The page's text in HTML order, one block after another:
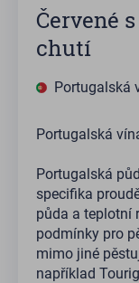
Červené
chutí
Portugalská
Portugalská
Portugalská
specifika
půda a teplotní
podmínky pro
mimo jiné
například